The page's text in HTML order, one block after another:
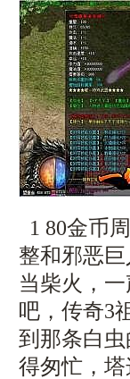
1 80金币
整和邪恶
当柴火，
吧，传奇3
到那条白
得匆忙，